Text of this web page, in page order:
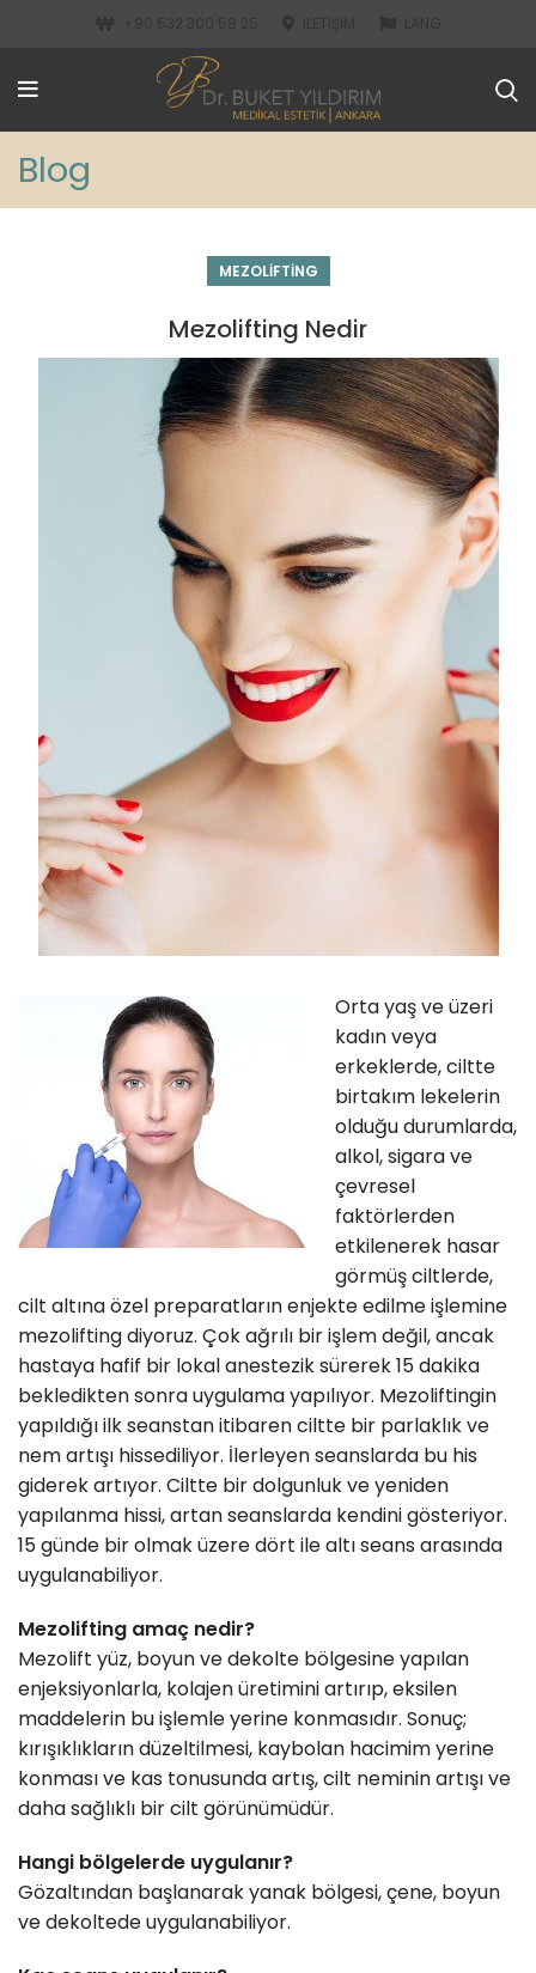
Blog
MEZOLIFTING
Mezolifting Nedir
Orta yaş ve üzeri
kadın veya
erkeklerde, ciltte
birtakım lekelerin
olduğu durumlarda,
alkol, sigara ve
çevresel
faktörlerden
etkilenerek hasar
görmüş ciltlerde,
cilt altına özel preparatların enjekte edilme işlemine
mezolifting diyoruz. Çok ağrılı bir işlem değil, ancak
hastaya hafif bir lokal anestezik sürerek 15 dakika
bekledikten sonra uygulama yapılıyor. Mezoliftingin
yapıldığı ilk seanstan itibaren ciltte bir parlaklık ve
nem artışı hissediliyor. İlerleyen seanslarda bu his
giderek artıyor. Ciltte bir dolgunluk ve yeniden
yapılanma hissi, artan seanslarda kendini gösteriyor.
15 günde bir olmak üzere dört ile altı seans arasında
uygulanabiliyor.
Mezolifting amaç nedir?
Mezolift yüz, boyun ve dekolte bölgesine yapılan
enjeksiyonlarla, kolajen üretimini artırıp, eksilen
maddelerin bu işlemle yerine konmasıdır. Sonuç;
kırışıklıkların düzeltilmesi, kaybolan hacimim yerine
konması ve kas tonusunda artış, cilt neminin artışı ve
daha sağlıklı bir cilt görünümüdür.
Hangi bölgelerde uygulanır?
Gözaltından başlanarak yanak bölgesi, çene, boyun
ve dekoltede uygulanabiliyor.